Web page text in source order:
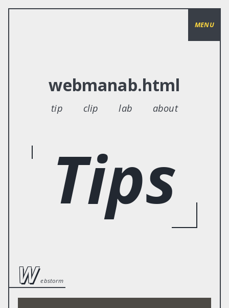
webmanab.html
tip clip lab about
Tips
w ebstorm
MENU